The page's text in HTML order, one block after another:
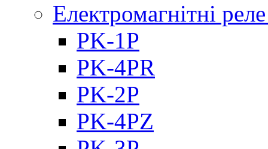
Електромагнітні
PK-1P
PK-4PR
PK-2Р
PK-4PZ